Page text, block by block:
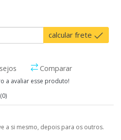
calcular frete
Comparar
a avaliar esse produto!
a si mesmo, depois para os outros.